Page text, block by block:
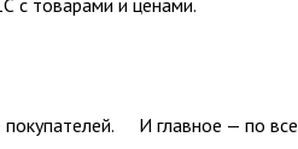
с товарами и ценами.
покупателей. И главное — по